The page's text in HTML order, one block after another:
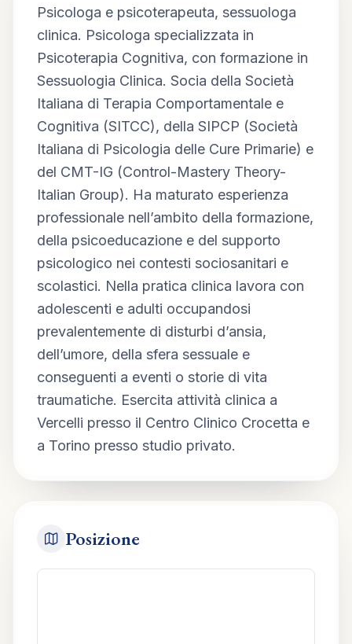
Psicologa e psicoterapeuta, sessuologa
clinica. Psicologa specializzata in
Psicoterapia Cognitiva, con formazione in
Sessuologia Clinica. Socia della Società
Italiana di Terapia Comportamentale e
Cognitiva (SITCC), della SIPCP (Società
Italiana di Psicologia delle Cure Primarie) e
del CMT-IG (Control-Mastery Theory-
Italian Group). Ha maturato esperienza
professionale nell’ambito della formazione,
della psicoeducazione e del supporto
psicologico nei contesti sociosanitari e
scolastici. Nella pratica clinica lavora con
adolescenti e adulti occupandosi
prevalentemente di disturbi d’ansia,
dell’umore, della sfera sessuale e
conseguenti a eventi o storie di vita
traumatiche. Esercita attività clinica a
Vercelli presso il Centro Clinico Crocetta e
a Torino presso studio privato.
Posizione